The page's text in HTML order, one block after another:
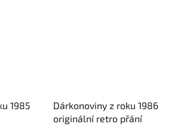
1985
Dárkonoviny z roku 1986
originální retro přání